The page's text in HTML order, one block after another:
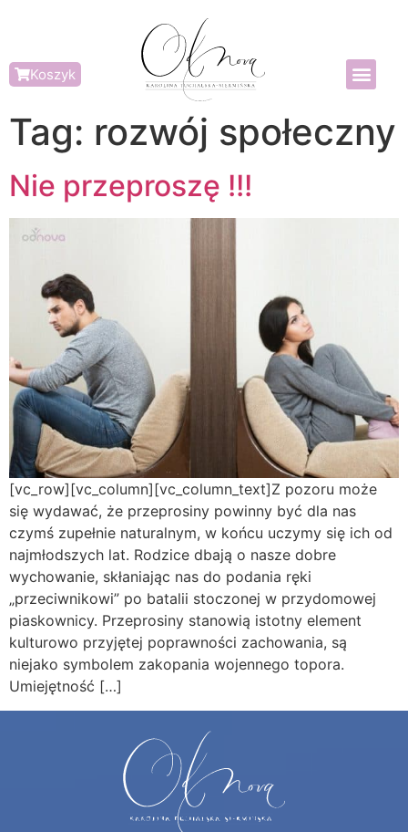
Koszyk
Tag: rozwój społeczny
Nie przeproszę !!!
[vc_row][vc_column][vc_column_text]Z pozoru może
się wydawać, że przeprosiny powinny być dla nas
czymś zupełnie naturalnym, w końcu uczymy się ich od
najmłodszych lat. Rodzice dbają o nasze dobre
wychowanie, skłaniając nas do podania ręki
„przeciwnikowi” po batalii stoczonej w przydomowej
piaskownicy. Przeprosiny stanowią istotny element
kulturowo przyjętej poprawności zachowania, są
niejako symbolem zakopania wojennego topora.
Umiejętność […]